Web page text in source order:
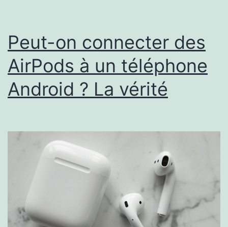
qu’il
faut
savoir
Peut-on connecter des
AirPods à un téléphone
Android ? La vérité